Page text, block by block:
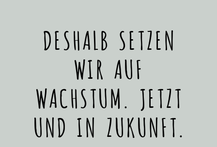
DESHALB SETZEN
WIR AUF
WACHSTUM. JETZT
UND IN ZUKUNFT.